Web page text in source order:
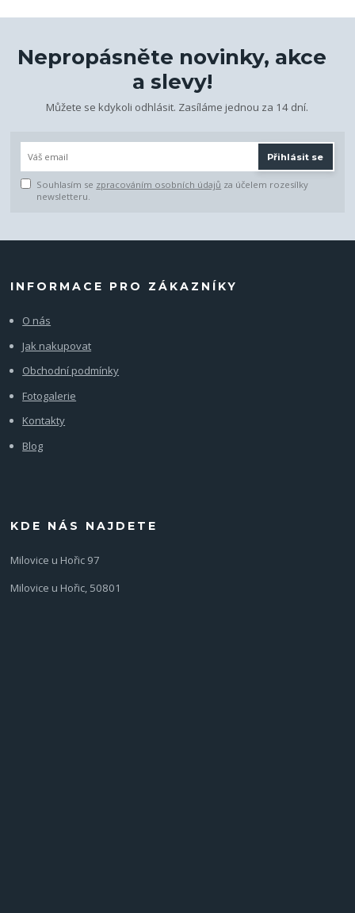
Nepropásněte novinky, akce
a slevy!
Můžete se kdykoli odhlásit. Zasíláme jednou za 14 dní.
Přihlásit se
Souhlasím se zpracováním osobních údajů za účelem rozesílky
newsletteru.
INFORMACE PRO ZÁKAZNÍKY
O nás
Jak nakupovat
Obchodní podmínky
Fotogalerie
Kontakty
Blog
KDE NÁS NAJDETE
Milovice u Hořic 97
Milovice u Hořic, 50801